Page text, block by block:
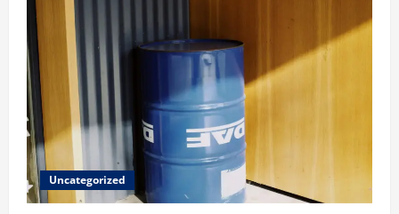
Uncategorized